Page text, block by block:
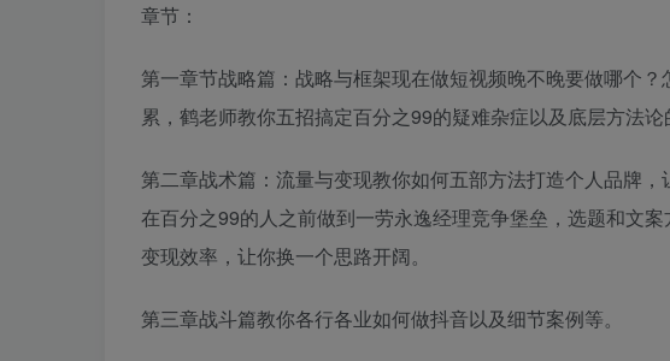
章节：
第一章节战略篇：战略与框架现在做短视频晚不晚要做哪个
累，鹤老师教你五招搞定百分之99的疑难杂症以及底层方法论
第二章战术篇：流量与变现教你如何五部方法打造个人品牌
在百分之99的人之前做到一劳永逸经理竞争堡垒，选题和文
变现效率，让你换一个思路开阔。
第三章战斗篇教你各行各业如何做抖音以及细节案例等。